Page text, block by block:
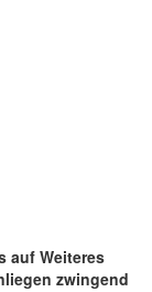
auf Weiteres
zwingend